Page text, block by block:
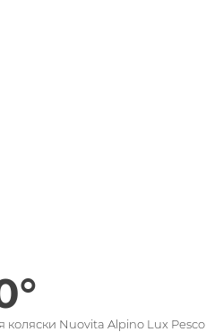
коляски Nuovita Alpino Lux Pesco